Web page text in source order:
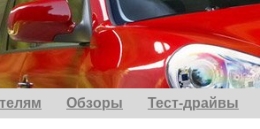
Обзоры Тест-драйвы